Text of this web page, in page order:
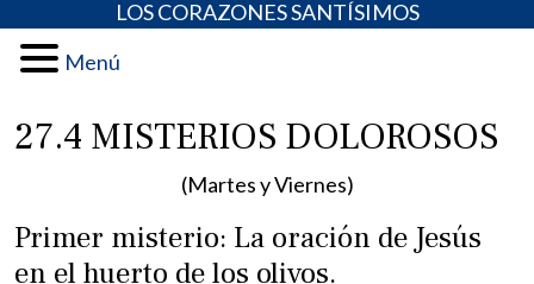
LOS CORAZONES SANTÍSIMOS
Menú
27.4 MISTERIOS DOLOROSOS
(Martes y Viernes)
Primer misterio: La oración de Jesús
en el huerto de los olivos.